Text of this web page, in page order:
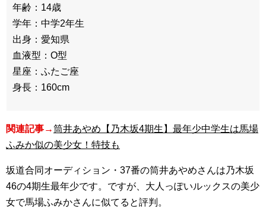
年齢：14歳
学年：中学2年生
出身：愛知県
血液型：O型
星座：ふたご座
身長：160cm
関連記事→筒井あやめ【乃木坂4期生】最年少中学生は馬場
ふみか似の美少女！特技も
坂道合同オーディション・37番の筒井あやめさんは乃木坂
46の4期生最年少です。ですが、大人っぽいルックスの美少
女で馬場ふみかさんに似てると評判。